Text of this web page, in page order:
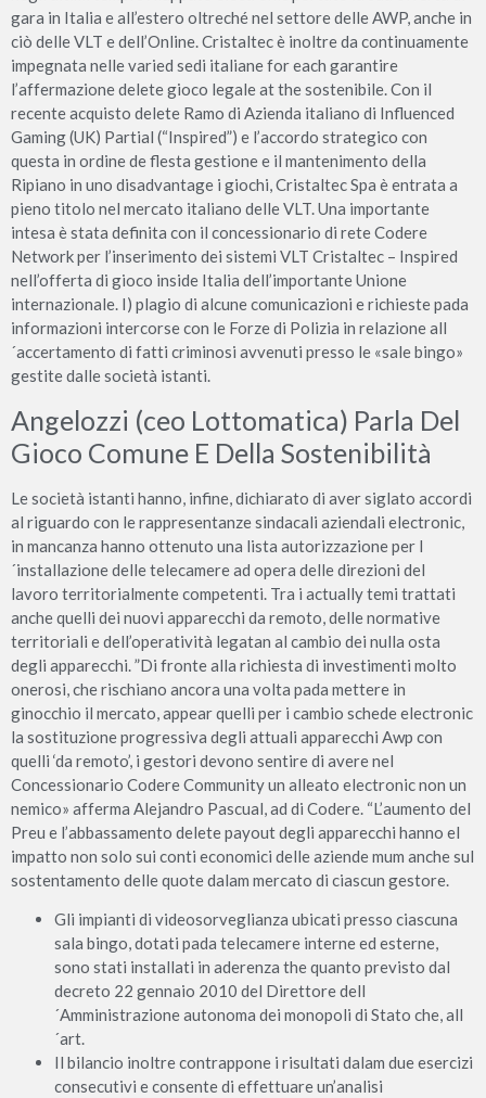
gara in Italia e all’estero oltreché nel settore delle AWP, anche in
ciò delle VLT e dell’Online. Cristaltec è inoltre da continuamente
impegnata nelle varied sedi italiane for each garantire
l’affermazione delete gioco legale at the sostenibile. Con il
recente acquisto delete Ramo di Azienda italiano di Influenced
Gaming (UK) Partial (“Inspired”) e l’accordo strategico con
questa in ordine de flesta gestione e il mantenimento della
Ripiano in uno disadvantage i giochi, Cristaltec Spa è entrata a
pieno titolo nel mercato italiano delle VLT. Una importante
intesa è stata definita con il concessionario di rete Codere
Network per l’inserimento dei sistemi VLT Cristaltec – Inspired
nell’offerta di gioco inside Italia dell’importante Unione
internazionale. I) plagio di alcune comunicazioni e richieste pada
informazioni intercorse con le Forze di Polizia in relazione all
´accertamento di fatti criminosi avvenuti presso le «sale bingo»
gestite dalle società istanti.
Angelozzi (ceo Lottomatica) Parla Del
Gioco Comune E Della Sostenibilità
Le società istanti hanno, infine, dichiarato di aver siglato accordi
al riguardo con le rappresentanze sindacali aziendali electronic,
in mancanza hanno ottenuto una lista autorizzazione per l
´installazione delle telecamere ad opera delle direzioni del
lavoro territorialmente competenti. Tra i actually temi trattati
anche quelli dei nuovi apparecchi da remoto, delle normative
territoriali e dell’operatività legatan al cambio dei nulla osta
degli apparecchi. ”Di fronte alla richiesta di investimenti molto
onerosi, che rischiano ancora una volta pada mettere in
ginocchio il mercato, appear quelli per i cambio schede electronic
la sostituzione progressiva degli attuali apparecchi Awp con
quelli ‘da remoto’, i gestori devono sentire di avere nel
Concessionario Codere Community un alleato electronic non un
nemico» afferma Alejandro Pascual, ad di Codere. “L’aumento del
Preu e l’abbassamento delete payout degli apparecchi hanno el
impatto non solo sui conti economici delle aziende mum anche sul
sostentamento delle quote dalam mercato di ciascun gestore.
Gli impianti di videosorveglianza ubicati presso ciascuna
sala bingo, dotati pada telecamere interne ed esterne,
sono stati installati in aderenza the quanto previsto dal
decreto 22 gennaio 2010 del Direttore dell
´Amministrazione autonoma dei monopoli di Stato che, all
´art.
Il bilancio inoltre contrappone i risultati dalam due esercizi
consecutivi e consente di effettuare un’analisi